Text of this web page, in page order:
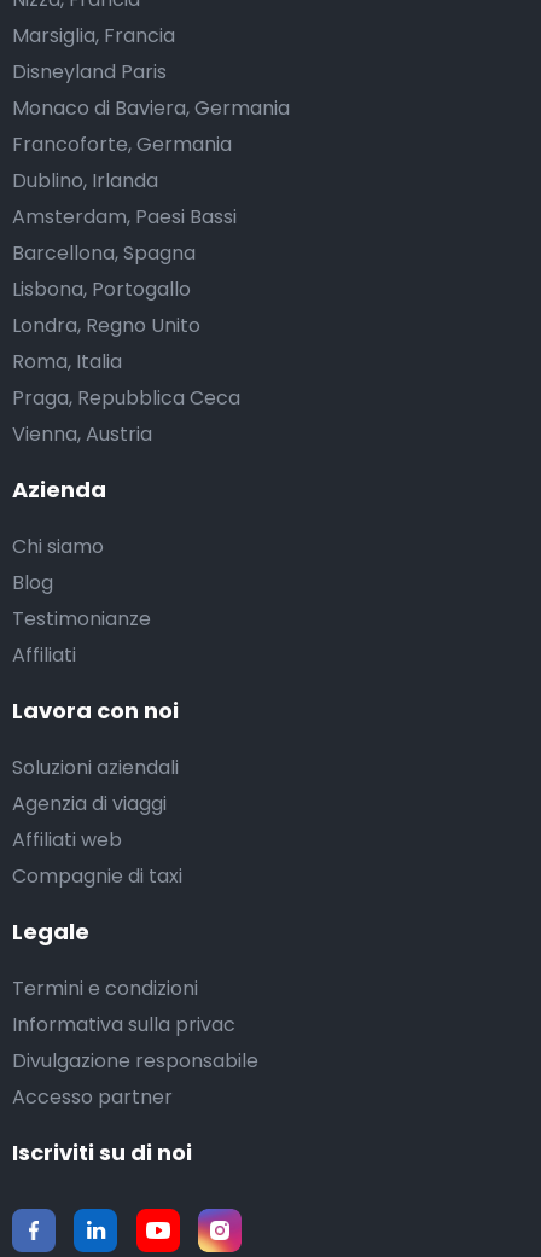
Azienda
Chi siamo
Blog
Testimonianze
Affiliati
Lavora con noi
Soluzioni aziendali
Agenzia di viaggi
Affiliati web
Compagnie di taxi
Legale
Termini e condizioni
Informativa sulla privac
Divulgazione responsabile
Accesso partner
Marsiglia, Francia
Disneyland Paris
Monaco di Baviera, Germania
Francoforte, Germania
Dublino, Irlanda
Amsterdam, Paesi Bassi
Barcellona, Spagna
Lisbona, Portogallo
Londra, Regno Unito
Roma, Italia
Praga, Repubblica Ceca
Vienna, Austria
Iscriviti su di noi